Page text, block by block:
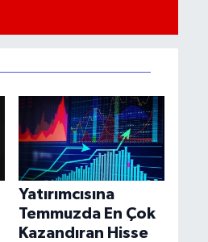
Yatırımcısına
Temmuzda En Çok
Kazandıran Hisse